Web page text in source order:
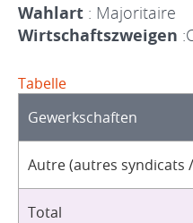
Wahlart : Majoritaire
Wirtschaftszweigen
Tabelle
Gewerkschaften
Autre (autres syndicats
Total